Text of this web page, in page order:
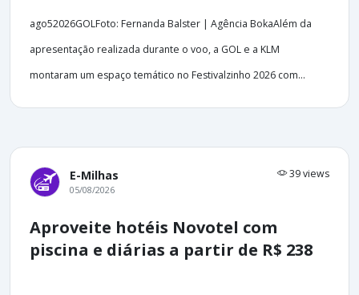
ago52026GOLFoto: Fernanda Balster | Agência BokaAlém da
apresentação realizada durante o voo, a GOL e a KLM
montaram um espaço temático no Festivalzinho 2026 com...
E-Milhas 39 views
05/08/2026
Aproveite hotéis Novotel com
piscina e diárias a partir de R$ 238